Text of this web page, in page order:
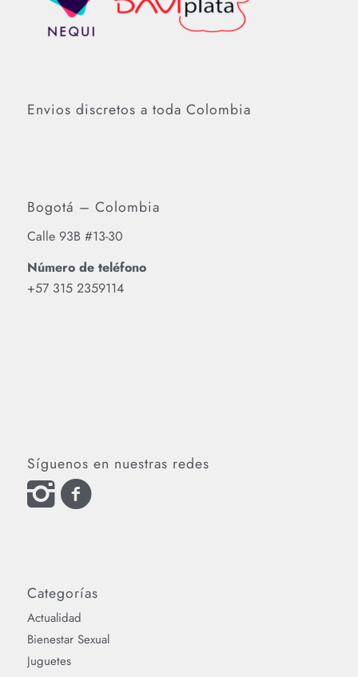
Envios discretos a toda Colombia
Bogotá – Colombia
Calle 93B #13-30
Número de teléfono
‪+57 315 2359114‬
Síguenos en nuestras redes
Categorías
Actualidad
Bienestar Sexual
Juguetes